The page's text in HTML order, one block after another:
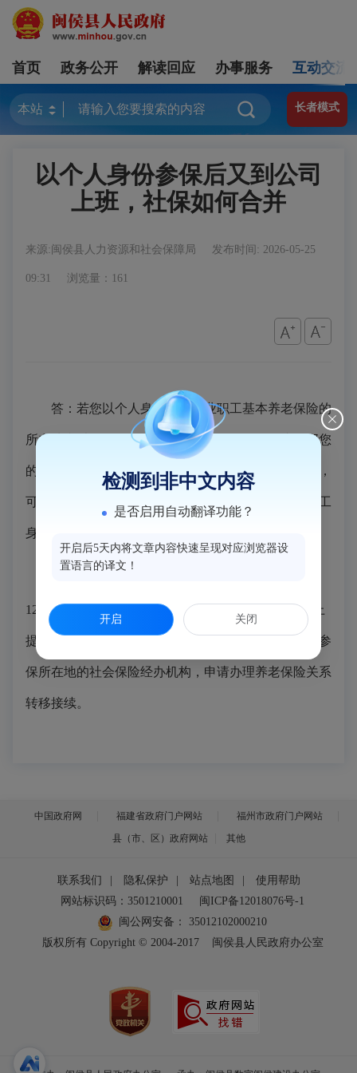
首页 政务公开 解读回应 办事服务 互动交流
长者模式
以个人身份参保后又到公司
上班，社保如何合并
来源:闽侯县人力资源和社会保障局 发布时间: 2026-05-25
09:31 浏览量：161
答：若您以个人身份参加企业职工基本养老保险的
所在地和以职工身份参保的所在地，属于同一省，那您
的两段社保关系无需进行转移合并。若不属于同一省，
可选择将以个人身份参保的养老保险关系转移至以职工
身份参保的所在地。
12333APP、电子社保卡（APP/小程序）等方式，线上
提出养老保险关系转移接续申请，或者到以职工身份参
保所在地的社会保险经办机构，申请办理养老保险关系
转移接续。
中国政府网 福建省政府门户网站
福州市政府门户网站
县（市、区）政府网站
其他
联系我们 隐私保护 站点地图
使用帮助
网站标识码：3501210001
闽ICP备12018076号-1
闽公网安备：
35012102000210
版权所有 Copyright © 2004-2017
闽侯县人民政府办公室
检测到非中文内容
是否启用自动翻译功能？
开启后5天内将文章内容快速呈现对应浏览器设
置语言的译文！
开启 关闭